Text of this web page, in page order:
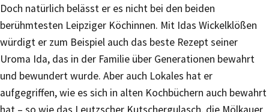
Doch natürlich belässt er es nicht bei den beiden
berühmtesten Leipziger Köchinnen. Mit Idas Wickelklößen
würdigt er zum Beispiel auch das beste Rezept seiner
Uroma Ida, das in der Familie über Generationen bewahrt
und bewundert wurde. Aber auch Lokales hat er
aufgegriffen, wie es sich in alten Kochbüchern auch bewahrt